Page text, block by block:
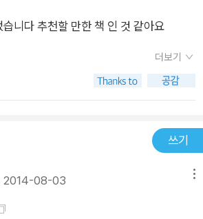
니다 추천할 만한 책 인 것 같아요
더보기
쓰기
2014-08-03